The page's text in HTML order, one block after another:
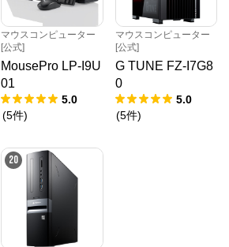
マウスコンピューター
[公式]
MousePro LP-I9U
01
5.0
(5件)
マウスコンピューター
[公式]
G TUNE FZ-I7G8
0
5.0
(5件)
20